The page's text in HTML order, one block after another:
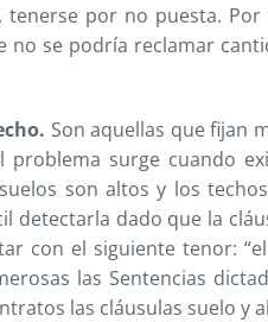
tenerse por no puesta.
no se podría reclamar
Son aquellas que fijan
problema surge cuando
son altos y los
detectarla dado que la
con el siguiente tenor:
las Sentencias
las cláusulas suelo y